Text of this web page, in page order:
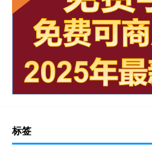
标签